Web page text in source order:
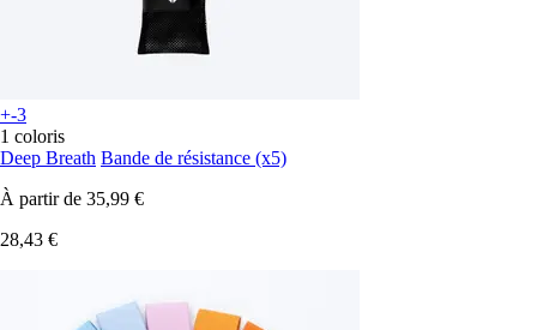
+-3
1 coloris
Deep Breath Bande de résistance (x5)
À partir de 35,99 €
28,43 €